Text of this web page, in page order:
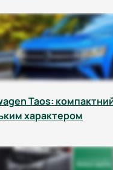
Taos: компактний
характером